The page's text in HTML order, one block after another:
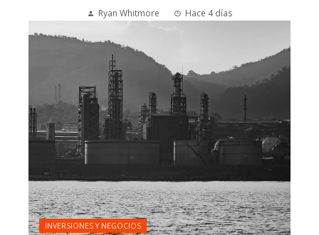
Ryan Whitmore Hace 4 días
INVERSIONES Y NEGOCIOS